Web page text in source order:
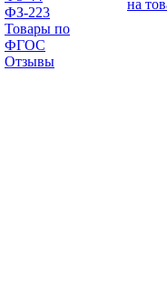
ФЗ-223
Товары по
ФГОС
Отзывы
на